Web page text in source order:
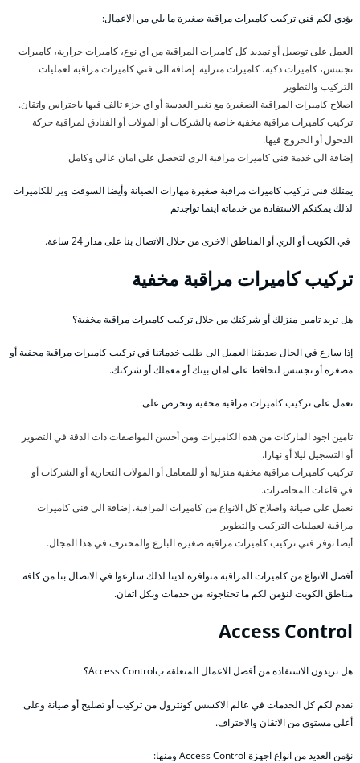
يؤدي لكم فني تركيب كاميرات مراقبة صغيرة ما يلي من الاعمال:
العمل على توصيل أو تمديد كل كاميرات المراقبة من اي نوع، كاميرات حرارية، كاميرات
تجسس، كاميرات ذكية، كاميرات منزلية. إضافة الى فني كاميرات مراقبة لعمليات
التركيب والتطوير
اصلاح كاميرات المراقبة الصغيرة مع تغير العدسة أو اي جزء تالف فيها باحتراس واتقان.
تركيب كاميرات مراقبة مخفية خاصة بالشركات أو المولات أو الفنادق لمراقبة حركة
الدخول أو الخروج فيها.
إضافة الى خدمة فني كاميرات مراقبة الري لتحصل على امان عالي وكامل
يمتلك فني تركيب كاميرات مراقبة صغيرة مهارات الصيانة وأيضا السوفت وير للكاميرات
لذلك يمكنكم الاستفادة من خدماته اينما تواجدتم
في الكويت أو الري أو المناطق الاخرى من خلال الاتصال بنا على مدار 24 ساعة.
تركيب كاميرات مراقبة مخفية
هل تريد تامين منزلك أو شركتك من خلال تركيب كاميرات مراقبة مخفية؟
إذا سارع في الحال صديقنا العميل الى طلب خدماتنا في تركيب كاميرات مراقبة مخفية أو
مصغرة أو تجسس لتحافظ على امان بيتك أو معملك أو شركتك.
نعمل على تركيب كاميرات مراقبة مخفية ونحرص على:
تامين اجود الماركات من هذه الكاميرات ومن أحسن المواصفات ذات الدقة في التصوير
أو التسجيل ليلا أو نهارا.
تركيب كاميرات مراقبة مخفية منزلية أو للمعامل أو المولات التجارية أو الشركات أو
في قاعات المحاضرات.
نعمل على صيانة واصلاح كل الانواع من كاميرات المراقبة. إضافة الى فني كاميرات
مراقبة لعمليات التركيب والتطوير
أيضا نوفر فني تركيب كاميرات مراقبة صغيرة البارع والمحترف في هذا المجال.
أفضل الانواع من كاميرات المراقبة متوافرة لدينا لذلك سارعوا في الاتصال بنا من كافة
مناطق الكويت لنؤمن لكم ما تحتاجونه من خدمات وبكل اتقان.
Access Control
هل تريدون الاستفادة من أفضل الاعمال المتعلقة بAccess Control؟
نقدم لكم كل الخدمات في عالم الاكسس كونترول من تركيب أو تصليح أو صيانة وعلى
أعلى مستوى من الاتقان والاحتراف.
نؤمن العديد من انواع اجهزة Access Control ومنها: